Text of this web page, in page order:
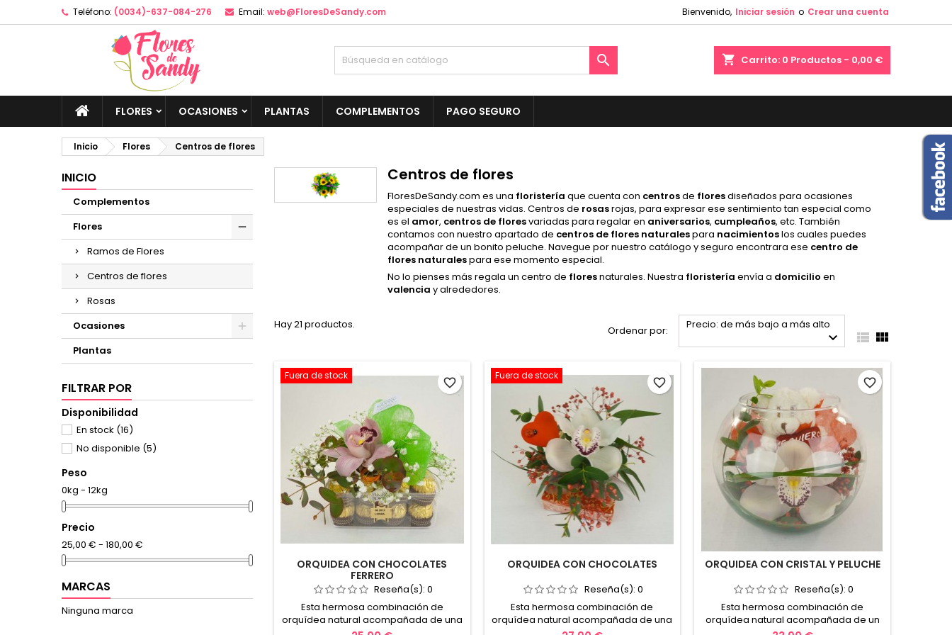
Teléfono: (0034)-637-084-276 Email: web@FloresDeSandy.com Bienvenido, Iniciar sesión o Crear una cuenta
shopping_cart Carrito: 0 Productos - 0,00 €

FLORES OCASIONES PLANTAS COMPLEMENTOS PAGO SEGURO
Inicio Flores Centros de flores
INICIO
Complementos
Flores
Ramos de Flores
Centros de flores
Rosas
Ocasiones
Plantas
FILTRAR POR
Disponibilidad
En stock (16)
No disponible (5)
Peso
0kg - 12kg
Precio
25,00 € - 180,00 €
MARCAS
Ninguna marca
Centros de flores
FloresDeSandy.com es una floristería que cuenta con centrosde floresdiseñados para ocasiones
especiales de nuestras vidas. Centros de rosasrojas, para expresar ese sentimiento tan especial como
es el amor, centros de floresvariadas para regalar en aniversarios, cumpleaños, etc. También
contamos con nuestro apartado de centros de flores naturalespara nacimientoslos cuales puedes
acompañar de un bonito peluche. Navegue por nuestro catálogo y seguro encontrara ese centro de
flores naturalespara ese momento especial.
No lo pienses más regala un centro de floresnaturales. Nuestra floristería envía a domicilio en
valencia y alrededores.
Hay 21 productos. Ordenar por: Precio: de más bajo a más alto
  
Fuera de stock
ORQUIDEA CON CHOCOLATES
FERRERO
Reseña(s):0
Esta hermosa combinación de
orquídea natural acompañada de una
bonita caja de chocolates ferrero,
favorite_border
Fuera de stock
ORQUIDEA CON CHOCOLATES
Reseña(s): 0
Esta hermosa combinación de
orquídea natural acompañada de una
bonita caja de chocolates, expresa
favorite_border
ORQUIDEA CON CRISTAL Y PELUCHE
Reseña(s): 0
Esta hermosa combinación de
orquídea natural acompañada de un
peluche expresa todo el cariño y el
favorite_border
My wishlists
Create new list
((modalTitle))
((confirmMessage))
Crear lista de deseos
Iniciar sesión
Debe iniciar sesión para guardar productos en su lista de deseos.